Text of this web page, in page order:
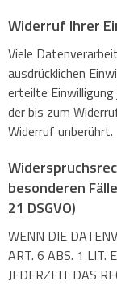
Widerruf Ihrer
Viele
ausdrücklichen
erteilte
der bis zum
Widerruf unberührt.
besonderen
21 DSGVO)
WENN DIE
ART. 6 ABS. 1 LIT.
JEDERZEIT DAS